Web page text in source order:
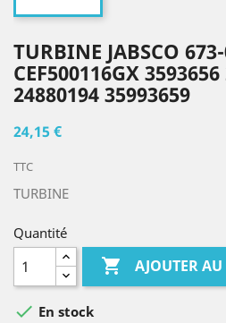
TURBINE JABSCO
CEF500116GX
24880194 35993659
24,15 €
TTC
TURBINE
Quantité
 AJOUTER
 En stock